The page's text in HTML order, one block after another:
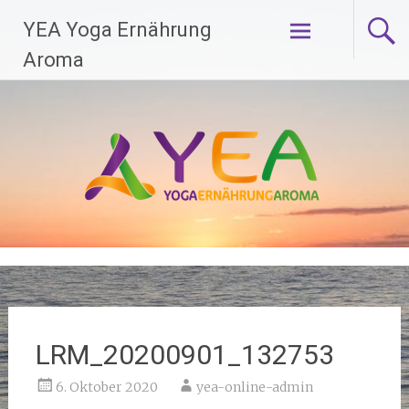
Inhalt
springen
YEA Yoga Ernährung
Aroma
LRM_20200901_132753
6. Oktober 2020 yea-online-admin